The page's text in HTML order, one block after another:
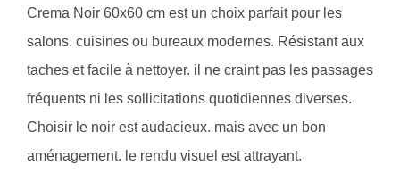
Crema Noir 60x60 cm est un choix parfait pour les
salons. cuisines ou bureaux modernes. Résistant aux
taches et facile à nettoyer. il ne craint pas les passages
fréquents ni les sollicitations quotidiennes diverses.
Choisir le noir est audacieux. mais avec un bon
aménagement. le rendu visuel est attrayant.